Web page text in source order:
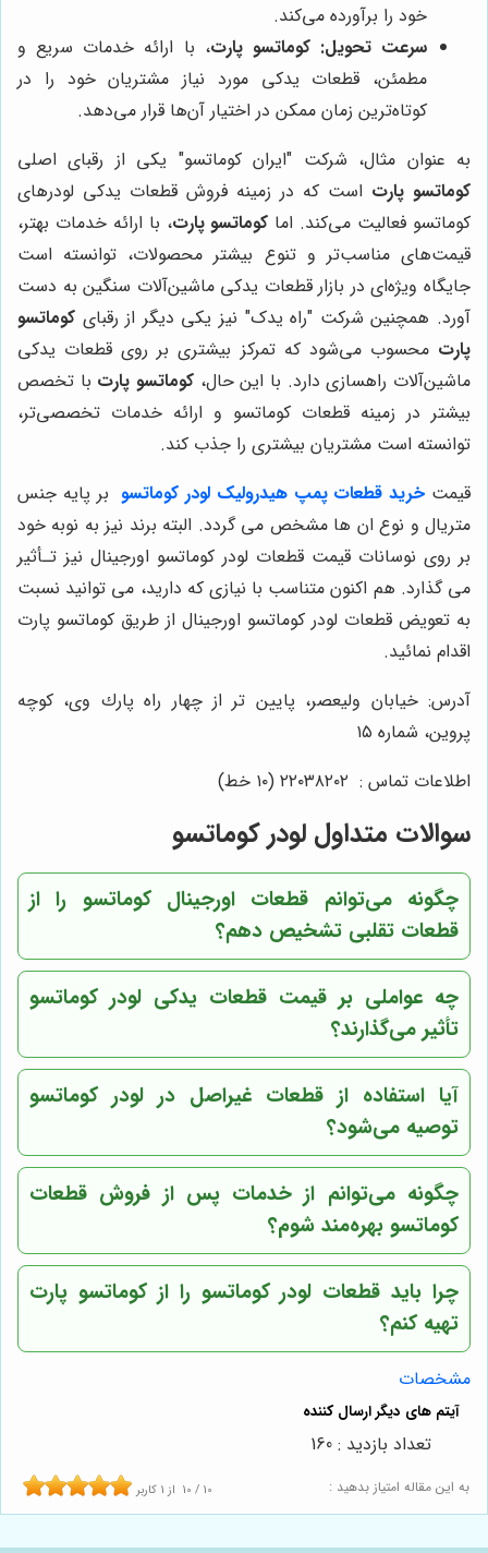
خود را برآورده می‌کند.
سرعت تحویل: کوماتسو پارت، با ارائه خدمات سریع و
مطمئن، قطعات یدکی مورد نیاز مشتریان خود را در
کوتاه‌ترین زمان ممکن در اختیار آن‌ها قرار می‌دهد.
به عنوان مثال، شرکت "ایران کوماتسو" یکی از رقبای اصلی
کوماتسو پارت است که در زمینه فروش قطعات یدکی لودرهای
کوماتسو فعالیت می‌کند. اما کوماتسو پارت، با ارائه خدمات بهتر،
قیمت‌های مناسب‌تر و تنوع بیشتر محصولات، توانسته است
جایگاه ویژه‌ای در بازار قطعات یدکی ماشین‌آلات سنگین به دست
آورد. همچنین شرکت "راه یدک" نیز یکی دیگر از رقبای کوماتسو
پارت محسوب می‌شود که تمرکز بیشتری بر روی قطعات یدکی
ماشین‌آلات راهسازی دارد. با این حال، کوماتسو پارت با تخصص
بیشتر در زمینه قطعات کوماتسو و ارائه خدمات تخصصی‌تر،
توانسته است مشتریان بیشتری را جذب کند.
قیمت خرید قطعات پمپ هیدرولیک لودر کوماتسو بر پایه جنس
متریال و نوع ان ها مشخص می گردد. البته برند نیز به نوبه خود
بر روی نوسانات قیمت قطعات لودر کوماتسو اورجینال نیز تـأثیر
می گذارد. هم اکنون متناسب با نیازی که دارید، می توانید نسبت
به تعویض قطعات لودر کوماتسو اورجینال از طریق کوماتسو پارت
اقدام نمائید.
آدرس: خيابان وليعصر، پايين تر از چهار راه پارك وى، كوچه
پروين، شماره ١٥
اطلاعات تماس : ٢٢٠٣٨٢٠٢ (١٠ خط)
سوالات متداول لودر کوماتسو
چگونه می‌توانم قطعات اورجینال کوماتسو را از
قطعات تقلبی تشخیص دهم؟
چه عواملی بر قیمت قطعات یدکی لودر کوماتسو
تأثیر می‌گذارند؟
آیا استفاده از قطعات غیراصل در لودر کوماتسو
توصیه می‌شود؟
چگونه می‌توانم از خدمات پس از فروش قطعات
کوماتسو بهره‌مند شوم؟
چرا باید قطعات لودر کوماتسو را ازکوماتسو پارت
تهیه کنم؟
مشخصات
به این مقاله امتیاز بدهید : 10 / 10 از 1 کاربر
تعداد بازدید : 160